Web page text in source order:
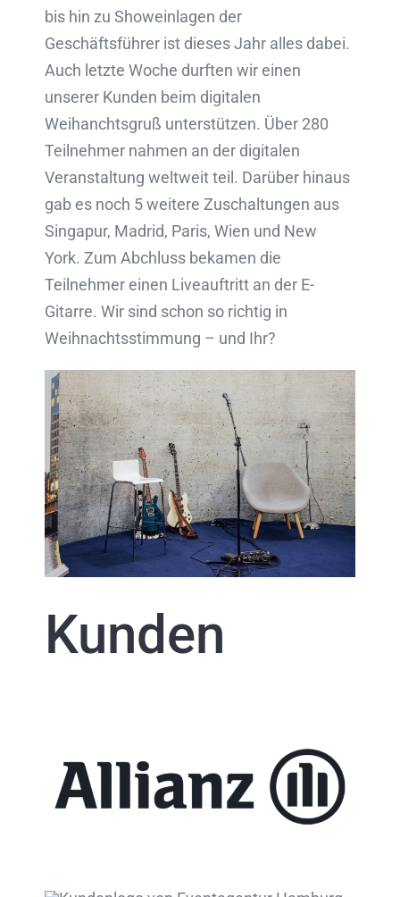
bis hin zu Showeinlagen der
Geschäftsführer ist dieses Jahr alles dabei.
Auch letzte Woche durften wir einen
unserer Kunden beim digitalen
Weihanchtsgruß unterstützen. Über 280
Teilnehmer nahmen an der digitalen
Veranstaltung weltweit teil. Darüber hinaus
gab es noch 5 weitere Zuschaltungen aus
Singapur, Madrid, Paris, Wien und New
York. Zum Abchluss bekamen die
Teilnehmer einen Liveauftritt an der E-
Gitarre. Wir sind schon so richtig in
Weihnachtsstimmung – und Ihr?
Kunden